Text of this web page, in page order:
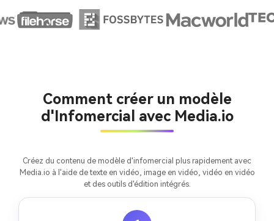
Comment créer un modèle
d'Infomercial avec Media.io
Créez du contenu de modèle d'infomercial plus rapidement avec
Media.io à l'aide de texte en vidéo, image en vidéo, vidéo en vidéo
et des outils d'édition intégrés.
gratuit!
Créer Gratuitement
→